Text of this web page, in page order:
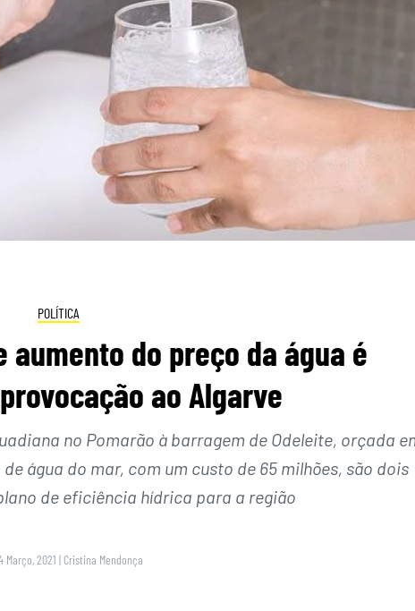
POLÍTICA
aumento do preço da água é
ao Algarve
no Pomarão à barragem de Odeleite, orçada
água do mar, com um custo de 65 milhões, são dois
de eficiência hídrica para a região
Março, 2021 | Cristina Mendonça